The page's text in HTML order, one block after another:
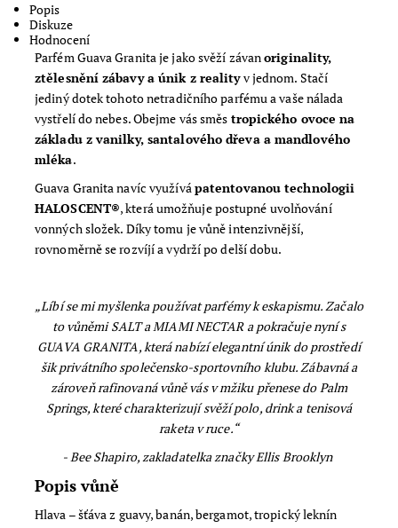
Popis
Diskuze
Hodnocení
Parfém Guava Granita je jako svěží závanoriginality,
ztělesnění zábavy a únik z realityv jednom. Stačí
jediný dotek tohoto netradičního parfému a vaše nálada
vystřelí do nebes. Obejme vás směs tropického ovoce na
základu z vanilky, santalového dřeva a mandlového
mléka.
Guava Granita navíc využívápatentovanou technologii
HALOSCENT®, která umožňuje postupné uvolňování
vonných složek. Díky tomu je vůně intenzivnější,
rovnoměrně se rozvíjí a vydrží po delší dobu.
„Líbí se mi myšlenka používat parfémy k eskapismu. Začalo
to vůněmi SALT a MIAMI NECTAR a pokračuje nyní s
GUAVA GRANITA, která nabízí elegantní únik do prostředí
šik privátního společensko-sportovního klubu. Zábavná a
zároveň rafinovaná vůně vás v mžiku přenese do Palm
Springs, které charakterizují svěží polo, drink a tenisová
raketa v ruce.“
- Bee Shapiro, zakladatelka značky Ellis Brooklyn
Popis vůně
Hlava –šťáva z guavy, banán, bergamot, tropický leknín